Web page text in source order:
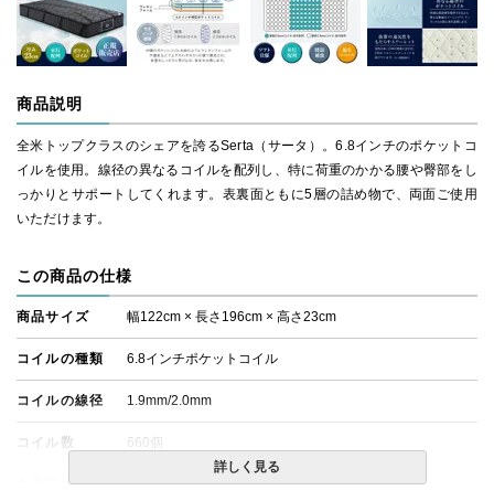
商品説明
全米トップクラスのシェアを誇るSerta（サータ）。6.8インチのポケットコ
イルを使用。線径の異なるコイルを配列し、特に荷重のかかる腰や臀部をし
っかりとサポートしてくれます。表裏面ともに5層の詰め物で、両面ご使用
いただけます。
この商品の仕様
商品サイズ 幅122cm × 長さ196cm × 高さ23cm
コイルの種類 6.8インチポケットコイル
コイルの線径 1.9mm/2.0mm
コイル数 660個
日本
詳しく見る